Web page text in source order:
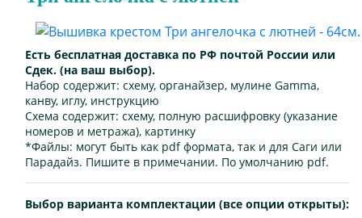
Есть бесплатная доставка по РФ почтой России или
Сдек. (на ваш выбор).
Набор содержит: схему, органайзер, мулине Gamma,
канву, иглу, инструкцию
Схема содержит: схему, полную расшифровку (указание
номеров и метража), картинку
*Файлы: могут быть как pdf формата, так и для Саги или
Парадайз. Пишите в примечании. По умолчанию pdf.
Выбор варианта комплектации (все опции открыты):